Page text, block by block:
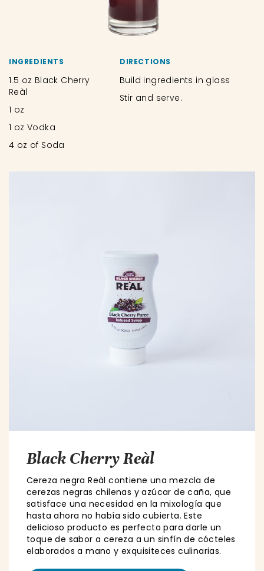
INGREDIENTS
1.5 oz Black Cherry
Reàl
1 oz
1 oz Vodka
4 oz of Soda
DIRECTIONS
Build ingredients in glass
Stir and serve.
Black Cherry Reàl
Cereza negra Reàl contiene una mezcla de
cerezas negras chilenas y azúcar de caña, que
satisface una necesidad en la mixología que
hasta ahora no había sido cubierta. Este
delicioso producto es perfecto para darle un
toque de sabor a cereza a un sinfín de cócteles
elaborados a mano y exquisiteces culinarias.